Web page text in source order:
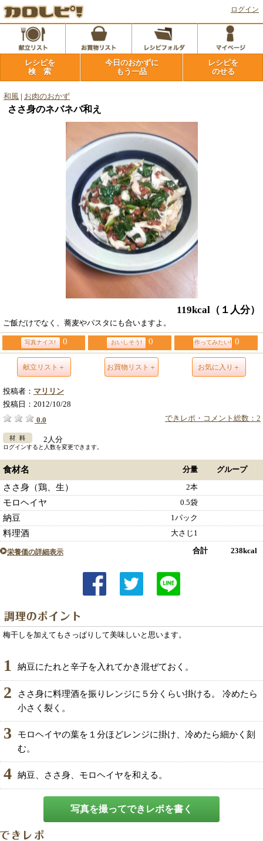
ログイン
レシピを
検 索
今日のおかずに
もう一品
レシピを
のせる
和風 お肉のおかず
ささ身のネバネバ和え
119kcal （１人分）
ご飯だけでなく、蕎麦やパスタにも合いますよ。
写真ナイス! 0 おいしそう! 0 作ってみたい! 0
献立リスト＋ お買物リスト＋ お気に入り＋
投稿者： マリリン
投稿日： 2012/10/28
できレポ・コメント総数：2
0.0
2人分
ログインすると人数を変更できます。
食材名 分量 グループ
ささ身（鶏、生） 2本
モロヘイヤ 0.5袋
納豆 1パック
料理酒 大さじ1
栄養価の詳細表示 合計 238kcal
梅干しを加えてもさっぱりして美味しいと思います。
1 納豆にたれと辛子を入れてかき混ぜておく。
2
ささ身に料理酒を振りレンジに５分くらい掛ける。 冷めたら
小さく裂く。
3
モロヘイヤの葉を１分ほどレンジに掛け、冷めたら細かく刻
む。
4 納豆、ささ身、モロヘイヤを和える。
写真を撮ってできレポを書く